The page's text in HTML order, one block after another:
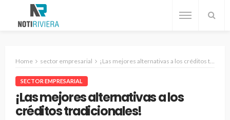
Home sector empresarial ¡Las mejores alternativas a los créditos tradicionales!
SECTOR EMPRESARIAL
¡Las mejores alternativas a los
créditos tradicionales!